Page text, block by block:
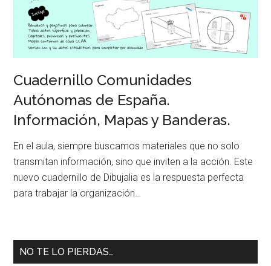
Cuadernillo Comunidades
Autónomas de España.
Información, Mapas y Banderas.
En el aula, siempre buscamos materiales que no solo
transmitan información, sino que inviten a la acción. Este
nuevo cuadernillo de Dibujalia es la respuesta perfecta
para trabajar la organización…
NO TE LO PIERDAS…